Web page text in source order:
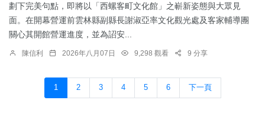
劃下完美句點，即將以「西螺客町文化館」之嶄新姿態與大眾見
面。在開幕營運前雲林縣副縣長謝淑亞率文化觀光處及客家輔導團
關心其開館營運進度，並為詔安...
陳信利 2026年八月07日 9,298 觀看 9 分享
1 2 3 4 5 6 下一頁